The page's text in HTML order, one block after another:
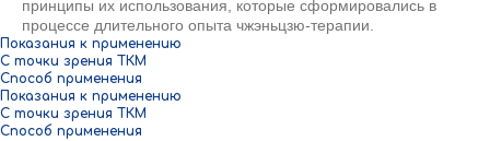
принципы их использования, которые сформировались в
процессе длительного опыта чжэньцзю-терапии.
Показания к применению
С точки зрения ТКМ
Способ применения
Показания к применению
С точки зрения ТКМ
Способ применения